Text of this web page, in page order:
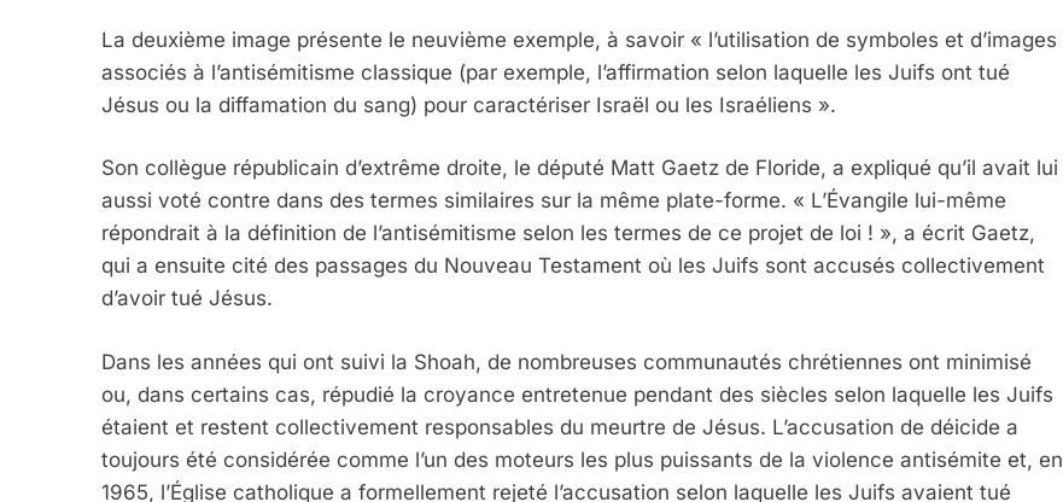
La deuxième image présente le neuvième exemple, à savoir « l’utilisation de symboles et d’images
associés à l’antisémitisme classique (par exemple, l’affirmation selon laquelle les Juifs ont tué
Jésus ou la diffamation du sang) pour caractériser Israël ou les Israéliens ».
Son collègue républicain d’extrême droite, le député Matt Gaetz de Floride, a expliqué qu’il avait lui
aussi voté contre dans des termes similaires sur la même plate-forme. « L’Évangile lui-même
répondrait à la définition de l’antisémitisme selon les termes de ce projet de loi ! », a écrit Gaetz,
qui a ensuite cité des passages du Nouveau Testament où les Juifs sont accusés collectivement
d’avoir tué Jésus.
Dans les années qui ont suivi la Shoah, de nombreuses communautés chrétiennes ont minimisé
ou, dans certains cas, répudié la croyance entretenue pendant des siècles selon laquelle les Juifs
étaient et restent collectivement responsables du meurtre de Jésus. L’accusation de déicide a
toujours été considérée comme l’un des moteurs les plus puissants de la violence antisémite et, en
1965, l’Église catholique a formellement rejeté l’accusation selon laquelle les Juifs avaient tué